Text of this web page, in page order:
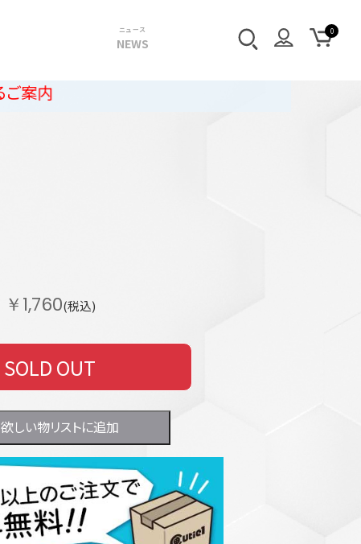
ニュース
NEWS
￥1,760(税込)
SOLD OUT
欲しい物リストに追加